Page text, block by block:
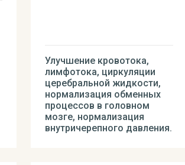
Улучшение кровотока,
лимфотока, циркуляции
церебральной жидкости,
нормализация обменных
процессов в головном
мозге, нормализация
внутричерепного давления.